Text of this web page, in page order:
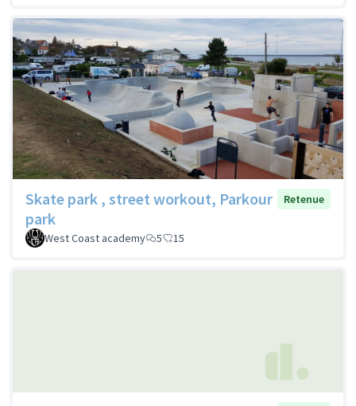
Skate park , street workout, Parkour
park
Retenue
West Coast academy 5 15